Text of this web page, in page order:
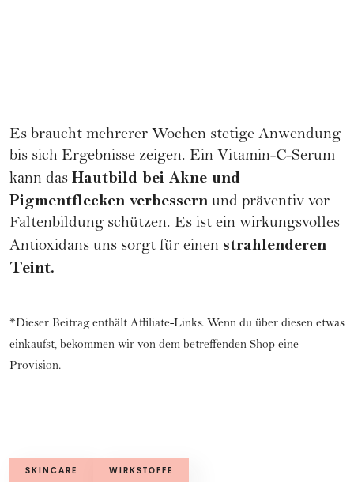
Es braucht mehrerer Wochen stetige Anwendung
bis sich Ergebnisse zeigen. Ein Vitamin-C-Serum
kann das Hautbild bei Akne und
Pigmentflecken verbessern und präventiv vor
Faltenbildung schützen. Es ist ein wirkungsvolles
Antioxidans uns sorgt für einen strahlenderen
Teint.
*Dieser Beitrag enthält Affiliate-Links. Wenn du über diesen etwas
einkaufst, bekommen wir von dem betreffenden Shop eine
Provision.
SKINCARE WIRKSTOFFE